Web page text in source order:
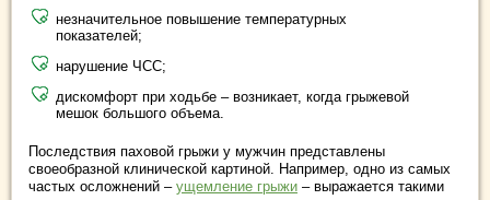
незначительное повышение температурных
показателей;
нарушение ЧСС;
дискомфорт при ходьбе – возникает, когда грыжевой
мешок большого объема.
Последствия паховой грыжи у мужчин представлены
своеобразной клинической картиной. Например, одно из самых
частых осложнений – ущемление грыжи – выражается такими